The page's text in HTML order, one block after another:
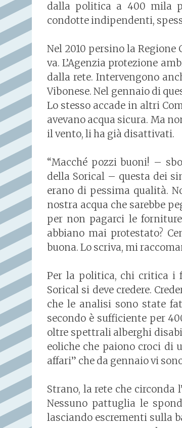
dalla politica a 400 mila
condotte indipendenti,
Nel 2010 persino la Regione
va. L’Agenzia protezione
dalla rete. Intervengono
Vibonese. Nel gennaio di
Lo stesso accade in altri
avevano acqua sicura. Ma
il vento, li ha già disattivati.
“Macché pozzi buoni! –
della Sorical – questa dei
erano di pessima qualità.
nostra acqua che sarebbe
per non pagarci le
abbiano mai protestato?
buona. Lo scriva, mi
Per la politica, chi critica i
Sorical si deve credere.
che le analisi sono state
secondo è sufficiente per
oltre spettrali alberghi
eoliche che paiono croci di
affari” che da gennaio vi
Strano, la rete che circonda
Nessuno pattuglia le
lasciando escrementi sulla